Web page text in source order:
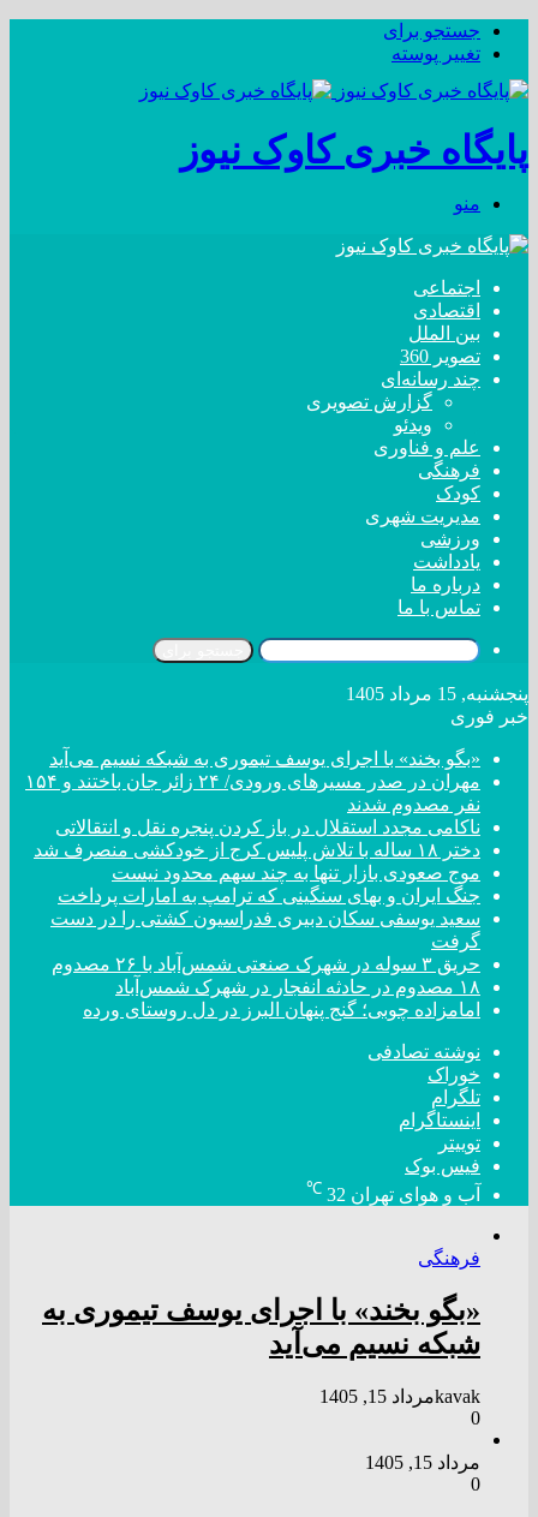
جستجو برای
تغییر پوسته
پایگاه خبری کاوک نیوز
منو
اجتماعی
اقتصادی
بین الملل
تصویر 360
چند رسانه‌ای
گزارش تصویری
ویدئو
علم و فناوری
فرهنگی
کودک
مدیریت شهری
ورزشی
یادداشت
درباره ما
تماس با ما
پنجشنبه, 15 مرداد 1405
خبر فوری
«بگو بخند» با اجرای یوسف تیموری به شبکه نسیم می‌آید
مهران در صدر مسیر‌های ورودی/ ۲۴ زائر جان باختند و ۱۵۴
نفر مصدوم شدند
ناکامی مجدد استقلال در باز کردن پنجره نقل و انتقالاتی
دختر ‌۱۸‌ ‌ساله‌ با تلاش پلیس کرج از خودکشی منصرف شد
موج صعودی بازار تنها به چند سهم محدود نیست
جنگ ایران و بهای سنگینی که ترامپ به امارات پرداخت
سعید یوسفی سکان دبیری فدراسیون کشتی را در دست
گرفت
حریق ۳ سوله در شهرک صنعتی شمس‌آباد با ۲۶ مصدوم
۱۸ مصدوم در حادثه انفجار در شهرک شمس‌آباد
امامزاده چوبی؛ گنج پنهان البرز در دل روستای ورده
نوشته تصادفی
خوراک
تلگرام
اینستاگرام
توییتر
فیس بوک
آب و هوای تهران 32
℃
فرهنگی
«بگو بخند» با اجرای یوسف تیموری به
شبکه نسیم می‌آید
kavakمرداد 15, 1405
0
مرداد 15, 1405
0